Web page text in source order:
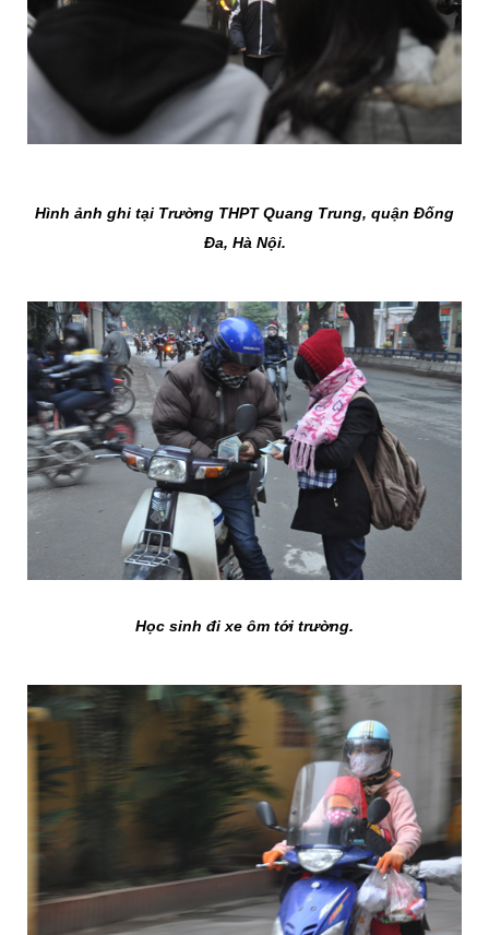
Hình ảnh ghi tại Trường THPT Quang Trung, quận Đống
Đa, Hà Nội.
Học sinh đi xe ôm tới trường.